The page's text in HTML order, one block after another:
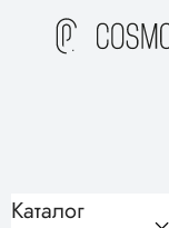
Каталог